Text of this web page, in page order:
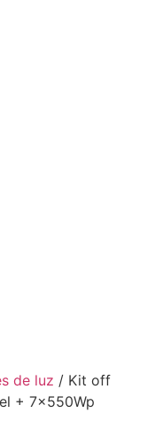
de luz / Kit off
+ 7x550Wp